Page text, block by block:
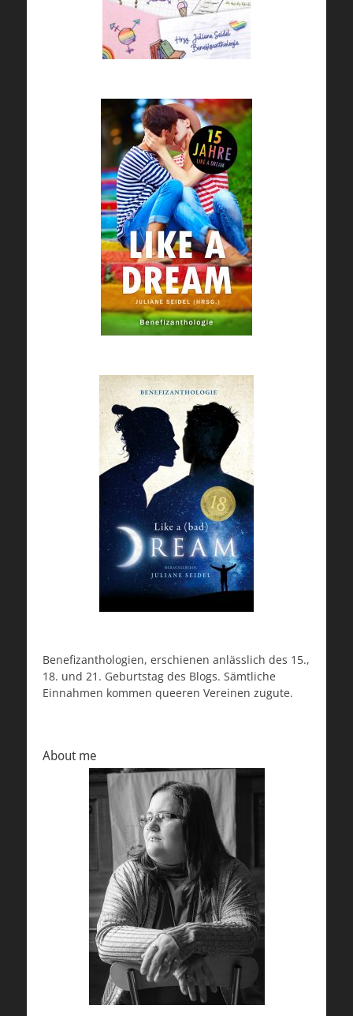
Benefizanthologien, erschienen anlässlich des 15.,
18. und 21. Geburtstag des Blogs. Sämtliche
Einnahmen kommen queeren Vereinen zugute.
About me